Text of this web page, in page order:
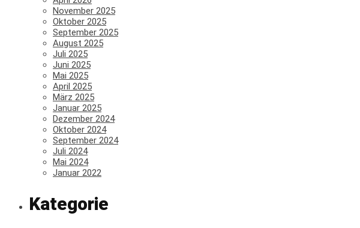
November 2025
Oktober 2025
September 2025
August 2025
Juli 2025
Juni 2025
Mai 2025
April 2025
März 2025
Januar 2025
Dezember 2024
Oktober 2024
September 2024
Juli 2024
Mai 2024
Januar 2022
Kategorie